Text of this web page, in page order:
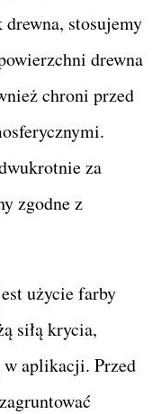
stosujemy
drewna
chroni przed
za
zgodne z
użycie farby
siłą krycia,
aplikacji. Przed